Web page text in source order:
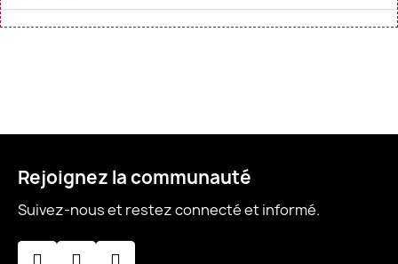
Rejoignez la communauté
Suivez-nous et restez connecté et informé.